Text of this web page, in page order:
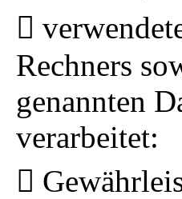
Rechners
genannten
verarbeitet: